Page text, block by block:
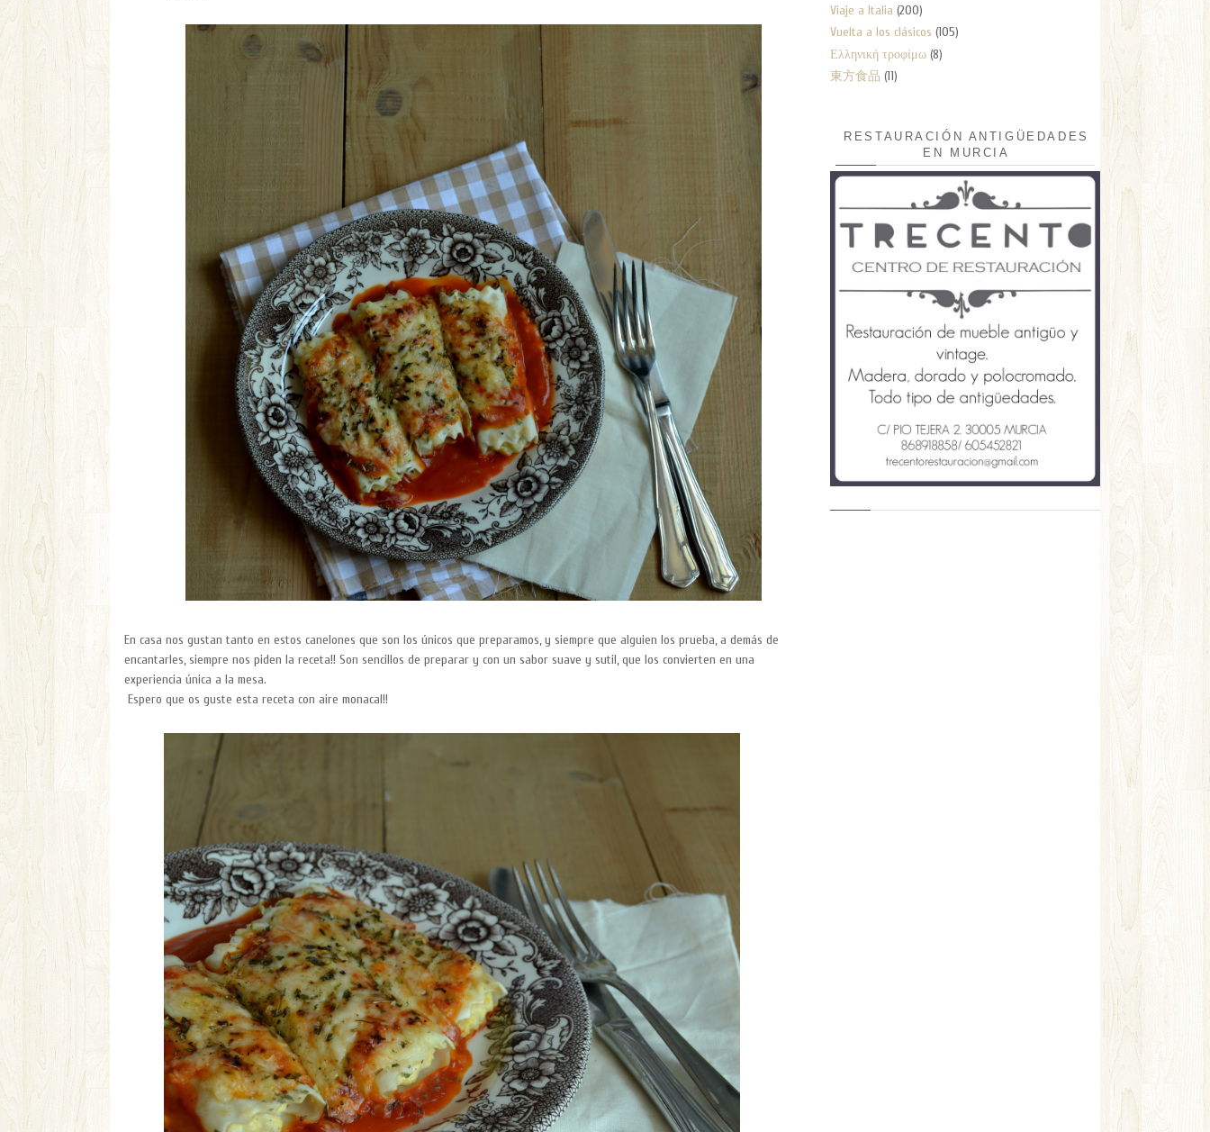
En casa nos gustan tanto en estos canelones que son los únicos que preparamos, y siempre que alguien los prueba, a demás de
encantarles, siempre nos piden la receta!! Son sencillos de preparar y con un sabor suave y sutil, que los convierten en una
experiencia única a la mesa.
Espero que os guste esta receta con aire monacal!!
Viaje a Italia (200)
Vuelta a los clásicos (105)
Ελληνική τροφίμω (8)
東方食品 (11)
RESTAURACIÓN ANTIGÜEDADES
EN MURCIA